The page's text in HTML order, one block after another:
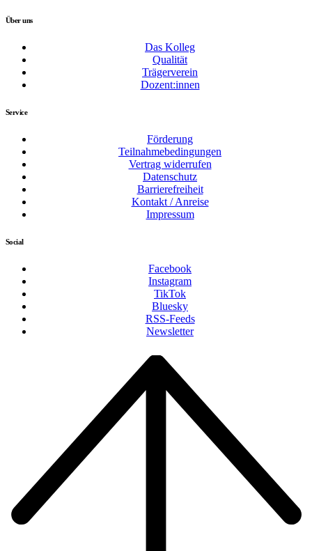
Über uns
Das Kolleg
Qualität
Trägerverein
Dozent:innen
Service
Förderung
Teilnahmebedingungen
Vertrag widerrufen
Datenschutz
Barrierefreiheit
Kontakt / Anreise
Impressum
Social
Facebook
Instagram
TikTok
Bluesky
RSS-Feeds
Newsletter